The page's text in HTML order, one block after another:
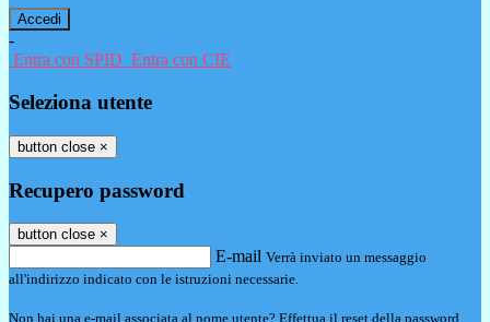
-
Entra con SPID Entra con CIE
Seleziona utente
button close ×
Recupero password
button close ×
E-mail Verrà inviato un messaggio
all'indirizzo indicato con le istruzioni necessarie.
Non hai una e-mail associata al nome utente? Effettua il reset della password